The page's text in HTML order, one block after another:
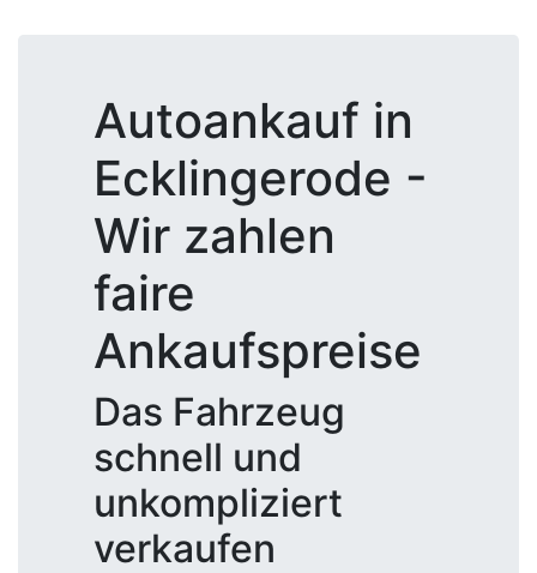
Autoankauf in
Ecklingerode -
Wir zahlen
faire
Ankaufspreise
Das Fahrzeug
schnell und
unkompliziert
verkaufen